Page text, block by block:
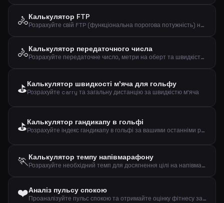
🚴Калькулятор FTP
Розрахуйте свій FTP (функціональна порогова потужність) на основі тесту на час
🚴Калькулятор передаточного числа
Розрахуйте передаточне число, метри на оберт та швидкість при заданому каденсі
⛳Калькулятор швидкості м'яча для гольфу
Розрахуйте carry та загальну дистанцію за швидкістю м'яча
⛳Калькулятор гандикапу в гольфі
Розрахуйте індекс гандикапу в гольфі за вашими останніми результатами
🏃Калькулятор темпу напівмарафону
Розрахуйте необхідний темп для досягнення цілі на напівмарафоні (21,0975 км)
❤️Аналіз пульсу спокою
Проаналізуйте пульс спокою та отримайте оцінку фітнесу за віком і статтю